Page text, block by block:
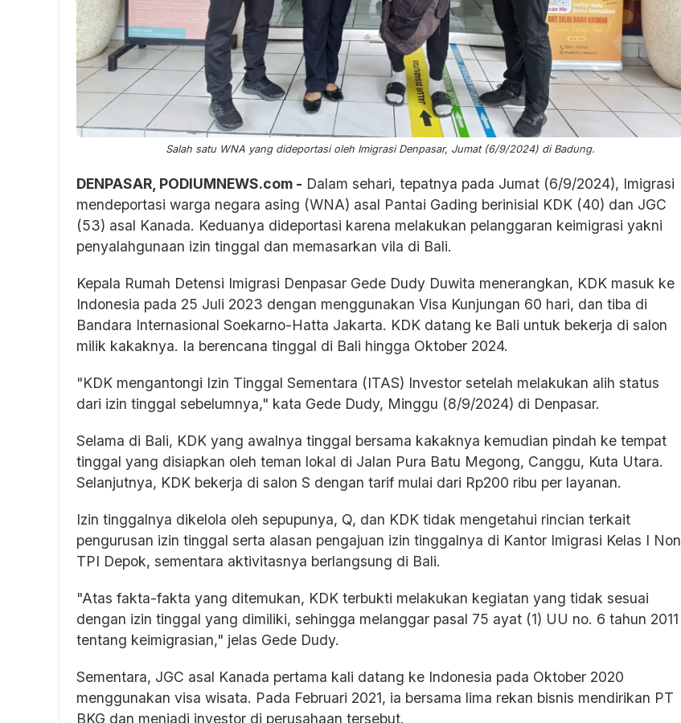
Salah satu WNA yang dideportasi oleh Imigrasi Denpasar, Jumat (6/9/2024) di Badung.
DENPASAR, PODIUMNEWS.com - Dalam sehari, tepatnya pada Jumat (6/9/2024), Imigrasi
mendeportasi warga negara asing (WNA) asal Pantai Gading berinisial KDK (40) dan JGC
(53) asal Kanada. Keduanya dideportasi karena melakukan pelanggaran keimigrasi yakni
penyalahgunaan izin tinggal dan memasarkan vila di Bali.
Kepala Rumah Detensi Imigrasi Denpasar Gede Dudy Duwita menerangkan, KDK masuk ke
Indonesia pada 25 Juli 2023 dengan menggunakan Visa Kunjungan 60 hari, dan tiba di
Bandara Internasional Soekarno-Hatta Jakarta. KDK datang ke Bali untuk bekerja di salon
milik kakaknya. Ia berencana tinggal di Bali hingga Oktober 2024.
"KDK mengantongi Izin Tinggal Sementara (ITAS) Investor setelah melakukan alih status
dari izin tinggal sebelumnya," kata Gede Dudy, Minggu (8/9/2024) di Denpasar.
Selama di Bali, KDK yang awalnya tinggal bersama kakaknya kemudian pindah ke tempat
tinggal yang disiapkan oleh teman lokal di Jalan Pura Batu Megong, Canggu, Kuta Utara.
Selanjutnya, KDK bekerja di salon S dengan tarif mulai dari Rp200 ribu per layanan.
Izin tinggalnya dikelola oleh sepupunya, Q, dan KDK tidak mengetahui rincian terkait
pengurusan izin tinggal serta alasan pengajuan izin tinggalnya di Kantor Imigrasi Kelas I Non
TPI Depok, sementara aktivitasnya berlangsung di Bali.
"Atas fakta-fakta yang ditemukan, KDK terbukti melakukan kegiatan yang tidak sesuai
dengan izin tinggal yang dimiliki, sehingga melanggar pasal 75 ayat (1) UU no. 6 tahun 2011
tentang keimigrasian," jelas Gede Dudy.
Sementara, JGC asal Kanada pertama kali datang ke Indonesia pada Oktober 2020
menggunakan visa wisata. Pada Februari 2021, ia bersama lima rekan bisnis mendirikan PT
BKG dan menjadi investor di perusahaan tersebut.